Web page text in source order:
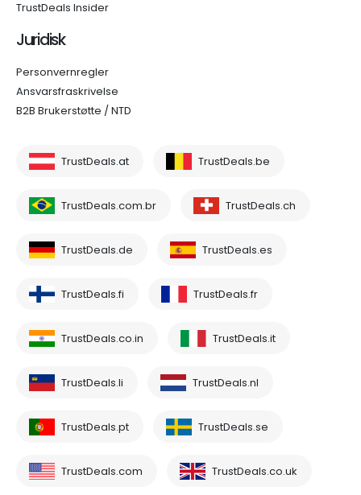
TrustDeals Insider
Juridisk
Personvernregler
Ansvarsfraskrivelse
B2B Brukerstøtte / NTD
TrustDeals.at TrustDeals.be
TrustDeals.com.br TrustDeals.ch
TrustDeals.de TrustDeals.es
TrustDeals.fi TrustDeals.fr
TrustDeals.co.in TrustDeals.it
TrustDeals.li TrustDeals.nl
TrustDeals.pt TrustDeals.se
TrustDeals.com TrustDeals.co.uk